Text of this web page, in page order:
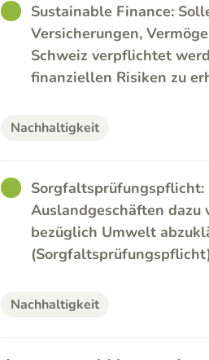
GOODSustainable Finance:
Versicherungen,
Schweiz verpflichtet
finanziellen Risiken zu
Nachhaltigkeit
GOODSorgfaltsprüfungspflicht:
Auslandgeschäften dazu
bezüglich Umwelt
Nachhaltigkeit